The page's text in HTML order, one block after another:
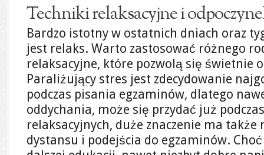
Techniki relaksacyjne i
Bardzo istotny w ostatnich dniach oraz
jest relaks. Warto zastosować różnego
relaksacyjne, które pozwolą się świetnie
Paraliżujący stres jest zdecydowanie
podczas pisania egzaminów, dlatego
oddychania, może się przydać już
relaksacyjnych, duże znaczenie ma
dystansu i podejścia do egzaminów.